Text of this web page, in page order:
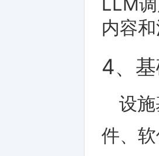
内容
4、
设
件、